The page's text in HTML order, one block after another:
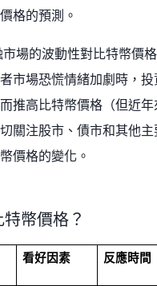
格的預測。
市場的波動性對比特幣價
市場恐慌情緒加劇時，投
推高比特幣價格（但近年
關注股市、債市和其他主
價格的變化。
幣價格？
看好因素 反應時間